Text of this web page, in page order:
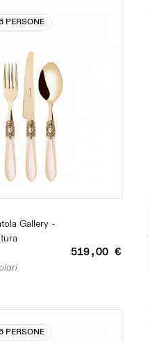
PERSONE
Gallery -
519,00 €
PERSONE